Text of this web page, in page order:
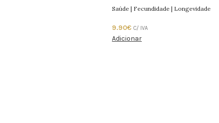
Saúde | Fecundidade | Longevidade
9.90€ C/ IVA
Adicionar